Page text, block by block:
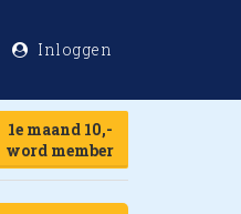
Inloggen
1e maand 10,-
word member